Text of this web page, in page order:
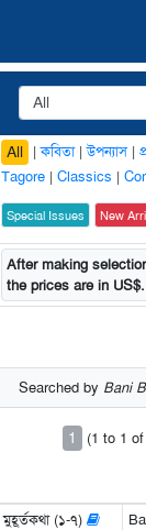
All |কবিতা|উপন্যাস|
Tagore | Classics |
Special Issues New
After making
the prices are in
Searched by Bani
1 (1 to 1
মুহূর্তকথা (১-৭)